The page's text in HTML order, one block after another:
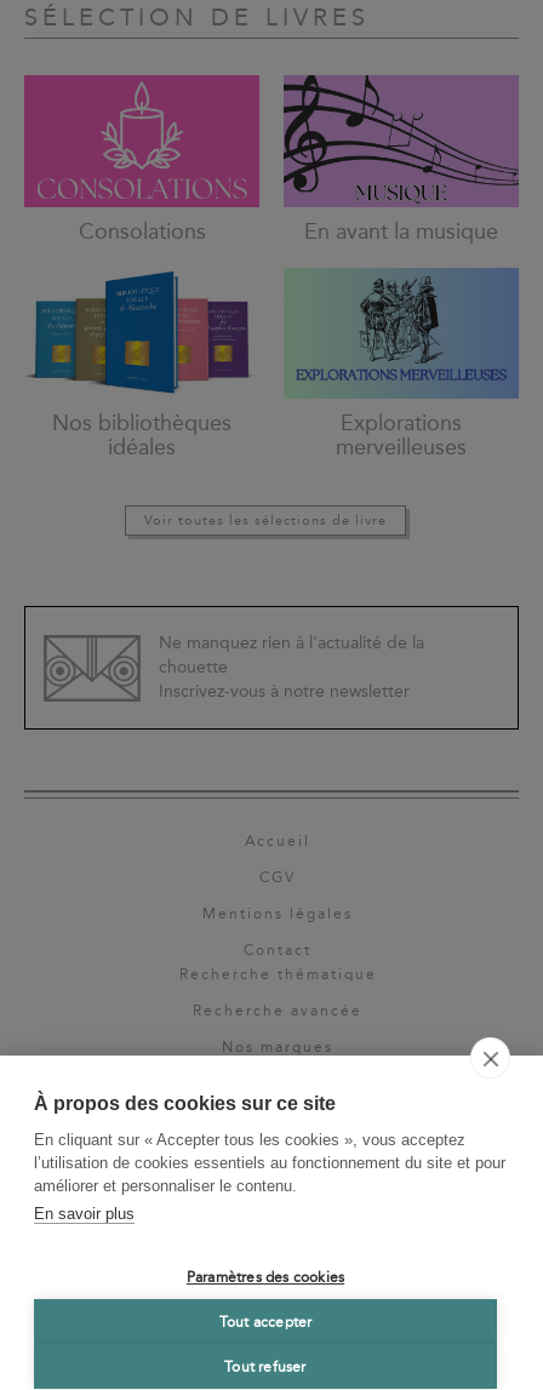
À propos des cookies sur ce site
En cliquant sur « Accepter tous les cookies », vous acceptez
l’utilisation de cookies essentiels au fonctionnement du site et pour
améliorer et personnaliser le contenu.
En savoir plus
Paramètres des cookies
Tout accepter
Tout refuser
SÉLECTION DE LIVRES
Consolations En avant la musique
Nos bibliothèques
idéales
Explorations
merveilleuses
Voir toutes les sélections de livre
Ne manquez rien à l'actualité de la
chouette
Inscrivez-vous à notre newsletter
Accueil
CGV
Mentions légales
Contact
Recherche thématique
Recherche avancée
Nos marques
Espace pro
Newsletter
La Vie des Classiques